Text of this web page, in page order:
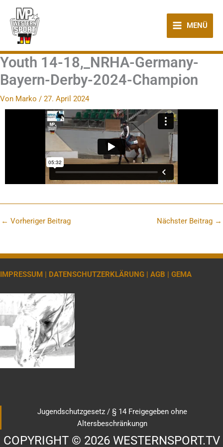
Inhalt
springen
MENÜ
Youth 14-18,_NRHA-Germany-
Bayern-Derby-2024-Champion
Von Marko / 27. April 2024
← Vorheriger Beitrag Nächster Beitrag →
IMPRESSUM | DATENSCHUTZERKLÄRUNG | AGB | GEMA
Jugendschutzgesetz / § 14 Freigegeben ohne
Altersbeschränkungn
COPYRIGHT © 2026 WESTERNSPORT.TV